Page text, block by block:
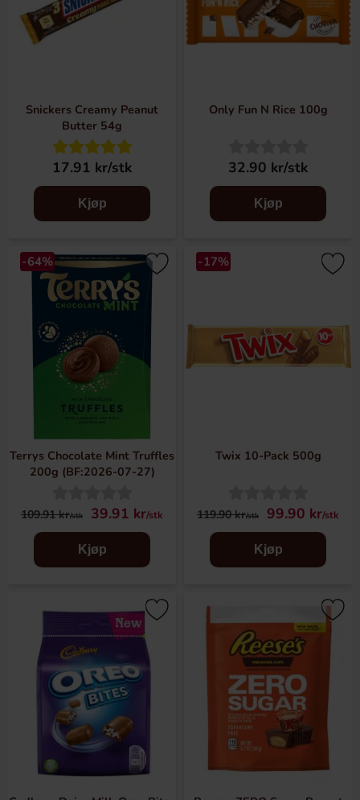
Snickers Creamy Peanut
Butter 54g
17.91 kr/stk
Kjøp
Only Fun N Rice 100g
32.90 kr/stk
Kjøp
-64%
Terrys Chocolate Mint Truffles
200g (BF:2026-07-27)
109.91 kr/stk 39.91 kr/stk
Kjøp
-17%
Twix 10-Pack 500g
119.90 kr/stk 99.90 kr/stk
Kjøp